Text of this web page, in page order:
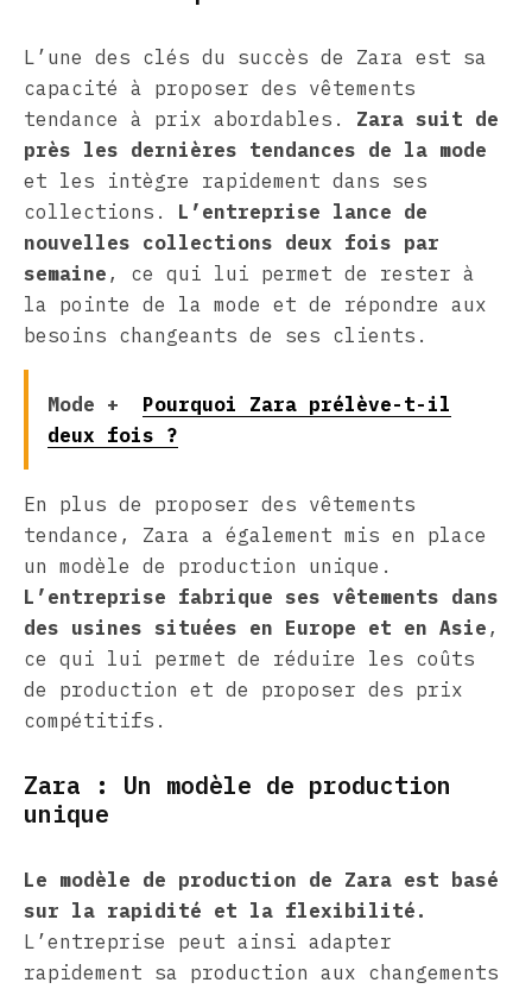
L’une des clés du succès de Zara est sa
capacité à proposer des vêtements
tendance à prix abordables. Zara suit de
près les dernières tendances de la mode
et les intègre rapidement dans ses
collections. L’entreprise lance de
nouvelles collections deux fois par
semaine , ce qui lui permet de rester à
la pointe de la mode et de répondre aux
besoins changeants de ses clients.
Mode +
Pourquoi Zara prélève-t-il
deux fois ?
En plus de proposer des vêtements
tendance, Zara a également mis en place
un modèle de production unique.
L’entreprise fabrique ses vêtements dans
des usines situées en Europe et en Asie ,
ce qui lui permet de réduire les coûts
de production et de proposer des prix
compétitifs.
Zara : Un modèle de production
unique
Le modèle de production de Zara est basé
sur la rapidité et la flexibilité.
L’entreprise peut ainsi adapter
rapidement sa production aux changements